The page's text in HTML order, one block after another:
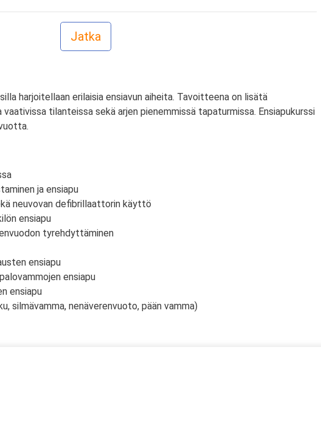
harjoitellaan erilaisia ensiavun aiheita. Tavoitteena on lisätä
tilanteissa sekä arjen pienemmissä tapaturmissa. Ensiapukurssi
ja ensiapu
neuvovan defibrillaattorin käyttö
ensiapu
tyrehdyttäminen
ensiapu
ensiapu
ensiapu
silmävamma, nenäverenvuoto, pään vamma)
tapahtuu Microsoft Teams-sovelluksella. Voit osallistua